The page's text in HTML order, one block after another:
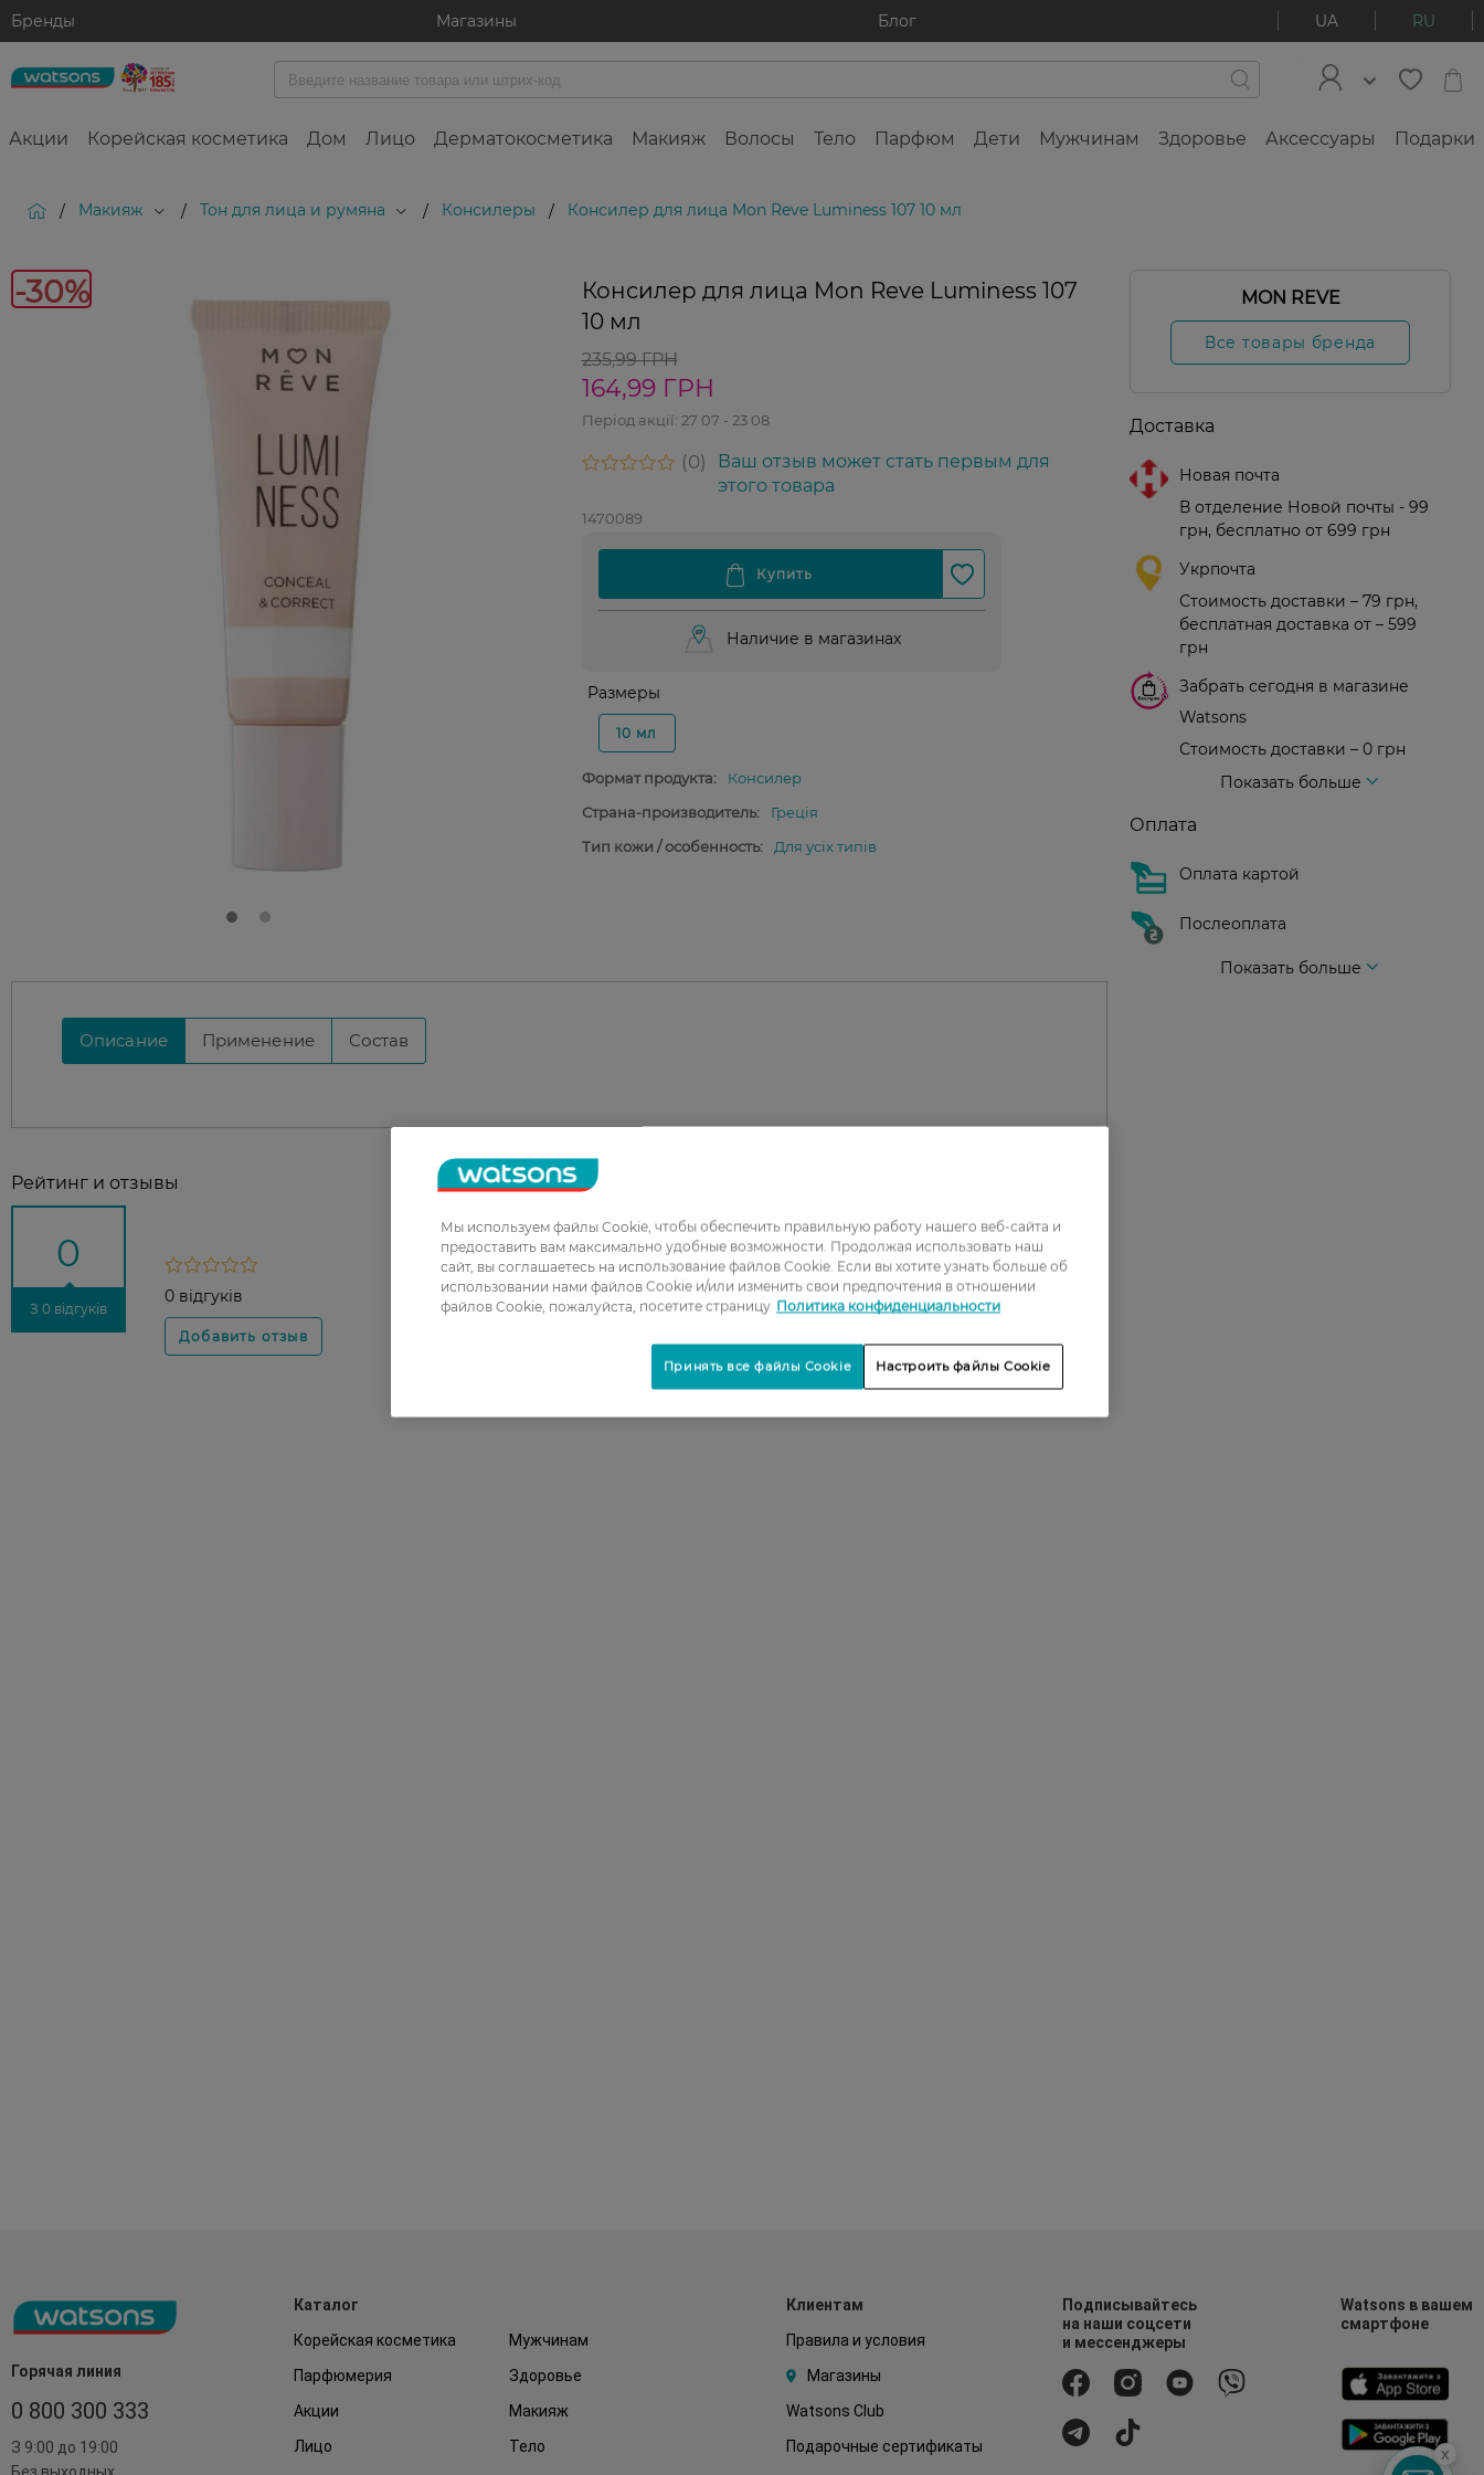
Бренды Магазины Блог UA RU
Акции Корейская косметика Дом Лицо Дерматокосметика Макияж Волосы Тело Парфюм Дети Мужчинам Здоровье Аксессуары Подарки
/ Макияж / Тон для лица и румяна / Консилеры / Консилер для лица Mon Reve Luminess 107 10 мл
-30%
Консилер для лица Mon Reve Luminess 107
10 мл
235,99 ГРН
164,99 ГРН
Період акції: 27 07 - 23 08
0
Ваш отзыв может стать первым для
этого товара
1470089
Наличие в магазинах
Размеры
10 мл
Формат продукта:
Консилер
Страна-производитель:
Греція
Тип кожи / особенность:
Для усіх типів
Описание Применение Состав
Рейтинг и отзывы
0
З 0 відгуків
0 відгуків
1
2
3
4
MON REVE
Все товары бренда
Доставка
Новая почта
В отделение Новой почты - 99
грн, бесплатно от 699 грн
Укрпочта
Стоимость доставки – 79 грн,
бесплатная доставка от – 599
грн
Забрать сегодня в магазине
Watsons
Стоимость доставки – 0 грн
Показать больше
Оплата
Оплата картой
Послеоплата
Показать больше
Горячая линия
0 800 300 333
З 9:00 до 19:00
Каталог
Корейская косметика
Мужчинам
Парфюмерия
Здоровье
Акции
Макияж
Лицо
Тело
Клиентам
Правила и условия
Магазины
Watsons Club
Подарочные сертификаты
Подписывайтесь
на наши соцсети
и мессенджеры
Watsons в вашем
смартфоне
x
Мы используем файлы Cookie, чтобы обеспечить правильную работу нашего веб-сайта и
предоставить вам максимально удобные возможности. Продолжая использовать наш
сайт, вы соглашаетесь на использование файлов Cookie. Если вы хотите узнать больше об
использовании нами файлов Cookie и/или изменить свои предпочтения в отношении
файлов Cookie, пожалуйста, посетите страницу Политика конфиденциальности
Настроить файлы Cookie
Принять все файлы Cookie